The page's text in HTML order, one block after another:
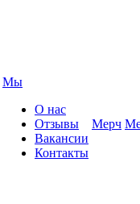
Мы
О нас
Отзывы
Вакансии
Контакты
Мерч